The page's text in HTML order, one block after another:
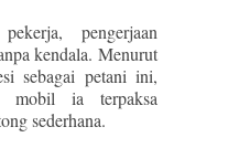
pengerjaan
kendala. Menurut
sebagai petani ini,
mobil ia terpaksa
sederhana.